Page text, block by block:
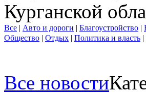
Курганской
Все | Авто и дороги | Благоустройство |
Общество | Отдых | Политика и власть |
Все новости